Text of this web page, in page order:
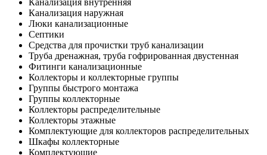
Канализация внутренняя
Канализация наружная
Люки канализационные
Септики
Средства для прочистки труб канализации
Труба дренажная, труба гофрированная двустенная
Фитинги канализационные
Коллекторы и коллекторные группы
Группы быстрого монтажа
Группы коллекторные
Коллекторы распределительные
Коллекторы этажные
Комплектующие для коллекторов распределительных
Шкафы коллекторные
Комплектующие